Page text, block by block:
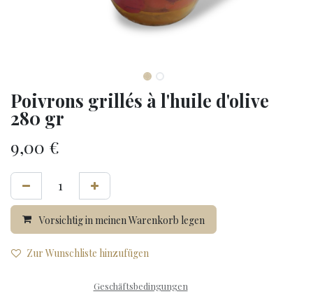
Poivrons grillés à l'huile d'olive
280 gr
9,00 €
Vorsichtig in meinen Warenkorb legen
Zur Wunschliste hinzufügen
Geschäftsbedingungen